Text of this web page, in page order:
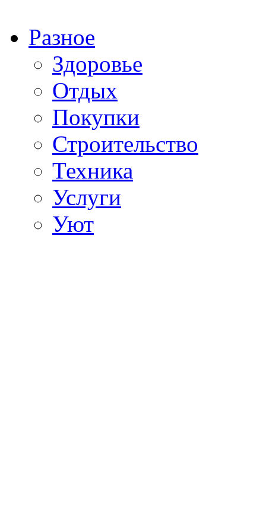
Разное
Здоровье
Отдых
Покупки
Строительство
Техника
Услуги
Уют